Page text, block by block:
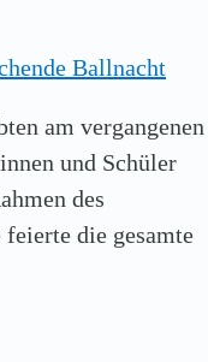
Ballnacht
am vergangenen
und Schüler
des
die gesamte